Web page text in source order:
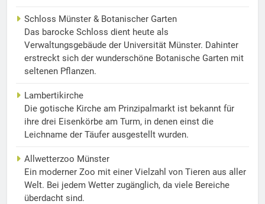
Schloss Münster & Botanischer Garten
Das barocke Schloss dient heute als
Verwaltungsgebäude der Universität Münster. Dahinter
erstreckt sich der wunderschöne Botanische Garten mit
seltenen Pflanzen.
Lambertikirche
Die gotische Kirche am Prinzipalmarkt ist bekannt für
ihre drei Eisenkörbe am Turm, in denen einst die
Leichname der Täufer ausgestellt wurden.
Allwetterzoo Münster
Ein moderner Zoo mit einer Vielzahl von Tieren aus aller
Welt. Bei jedem Wetter zugänglich, da viele Bereiche
überdacht sind.